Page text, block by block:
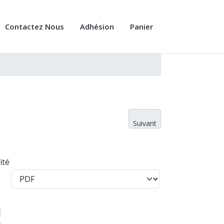
Contactez Nous Adhésion Panier
Suivant